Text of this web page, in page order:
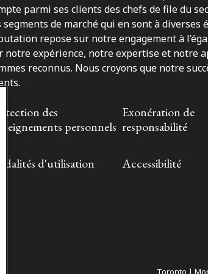
parmi ses clients des chefs de file du
segments de marché qui en sont à diverses
repose sur notre engagement à
notre expérience, notre expertise et notre
reconnus. Nous croyons que notre
des
personnels
Exonération de
responsabilité
d'utilisation Accessibilité
Toronto |